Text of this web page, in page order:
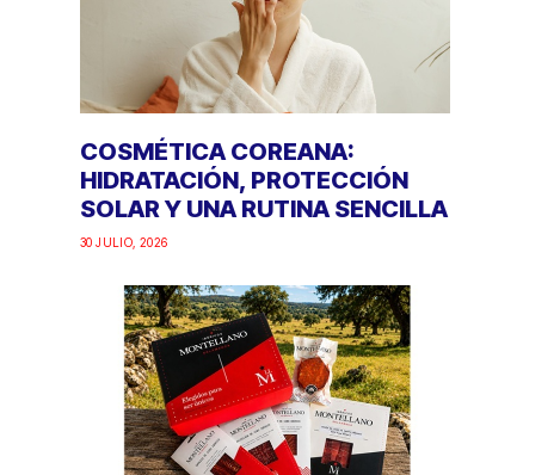
COSMÉTICA COREANA:
HIDRATACIÓN, PROTECCIÓN
SOLAR Y UNA RUTINA SENCILLA
30 JULIO, 2026